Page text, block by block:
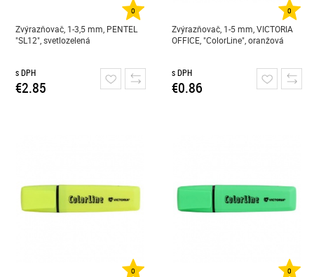
0
Zvýrazňovač, 1-3,5 mm, PENTEL
"SL12", svetlozelená
s DPH
€2.85
0
Zvýrazňovač, 1-5 mm, VICTORIA
OFFICE, "ColorLine", oranžová
s DPH
€0.86
0 0